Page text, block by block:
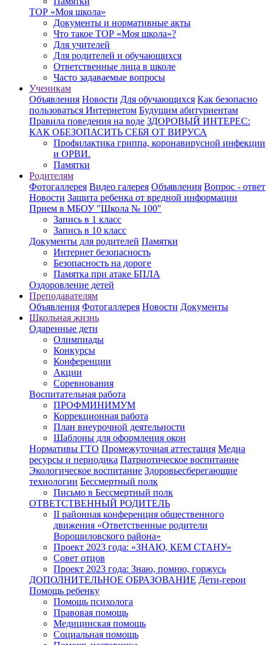
ТОР «Моя школа»
Документы и нормативные акты
Что такое ТОР «Моя школа»?
Для учителей
Для родителей и обучающихся
Ответственные лица в школе
Часто задаваемые вопросы
Ученикам
Объявления Новости Для обучающихся Как безопасно
пользоваться Интернетом Будущим абитуриентам
Правила поведения на воде ЗДОРОВЫЙ ИНТЕРЕС:
КАК ОБЕЗОПАСИТЬ СЕБЯ ОТ ВИРУСА
Профилактика гриппа, коронавирусной инфекции
и ОРВИ.
Памятки
Родителям
Фотогаллерея Видео галерея Объявления Вопрос - ответ
Новости Защита ребенка от вредной информации
Прием в МБОУ "Школа № 100"
Запись в 1 класс
Запись в 10 класс
Документы для родителей Памятки
Интернет безопасность
Безопасность на дороге
Памятка при атаке БПЛА
Оздоровление детей
Преподавателям
Объявления Фотогаллерея Новости Документы
Школьная жизнь
Одаренные дети
Олимпиады
Конкурсы
Конференции
Акции
Соревнования
Воспитательная работа
ПРОФМИНИМУМ
Коррекционная работа
План внеурочной деятельности
Шаблоны для оформления окон
Нормативы ГТО Промежуточная аттестация Медиа
ресурсы и периодика Патриотическое воспитание
Экологическое воспитание Здоровьесберегающие
технологии Бессмертный полк
Письмо в Бессмертный полк
ОТВЕТСТВЕННЫЙ РОДИТЕЛЬ
II районная конференция общественного
движения «Ответственные родители
Ворошиловского района»
Проект 2023 года: «ЗНАЮ, КЕМ СТАНУ»
Совет отцов
Проект 2023 года: Знаю, помню, горжусь
ДОПОЛНИТЕЛЬНОЕ ОБРАЗОВАНИЕ Дети-герои
Помощь ребенку
Помощь психолога
Правовая помощь
Медицинская помощь
Социальная помощь